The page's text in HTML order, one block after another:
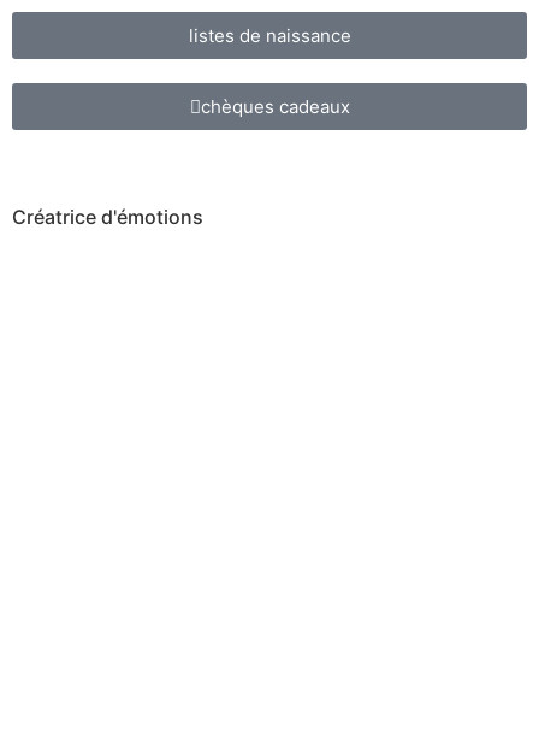
listes de naissance
chèques cadeaux
Créatrice d'émotions